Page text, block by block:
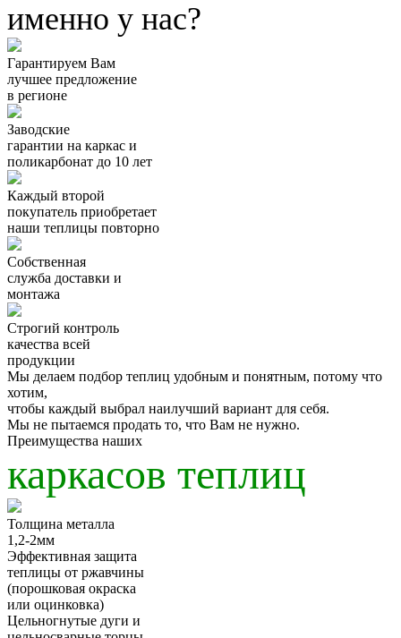
именно у нас?
Гарантируем Вам
лучшее предложение
в регионе
Заводские
гарантии на каркас и
поликарбонат до 10 лет
Каждый второй
покупатель приобретает
наши теплицы повторно
Собственная
служба доставки и
монтажа
Строгий контроль
качества всей
продукции
Мы делаем подбор теплиц удобным и понятным, потому что
хотим,
чтобы каждый выбрал наилучший вариант для себя.
Мы не пытаемся продать то, что Вам не нужно.
Преимущества наших
каркасов теплиц
Толщина металла
1,2-2мм
Эффективная защита
теплицы от ржавчины
(порошковая окраска
или оцинковка)
Цельногнутые дуги и